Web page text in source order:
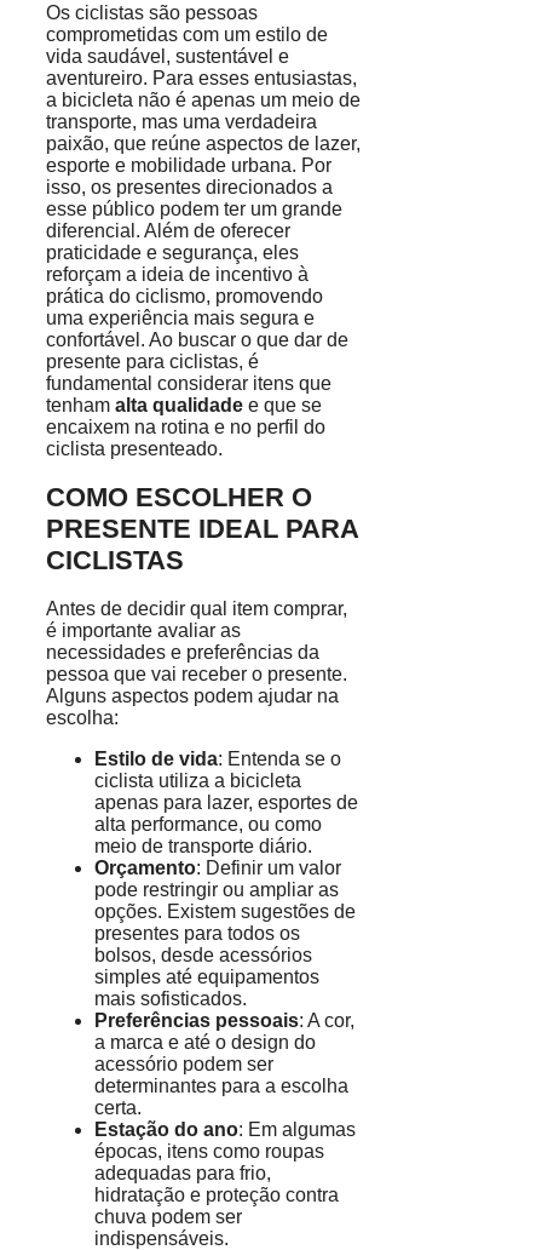
Os ciclistas são pessoas
comprometidas com um estilo de
vida saudável, sustentável e
aventureiro. Para esses entusiastas,
a bicicleta não é apenas um meio de
transporte, mas uma verdadeira
paixão, que reúne aspectos de lazer,
esporte e mobilidade urbana. Por
isso, os presentes direcionados a
esse público podem ter um grande
diferencial. Além de oferecer
praticidade e segurança, eles
reforçam a ideia de incentivo à
prática do ciclismo, promovendo
uma experiência mais segura e
confortável. Ao buscar o que dar de
presente para ciclistas, é
fundamental considerar itens que
tenham alta qualidade e que se
encaixem na rotina e no perfil do
ciclista presenteado.
COMO ESCOLHER O
PRESENTE IDEAL PARA
CICLISTAS
Antes de decidir qual item comprar,
é importante avaliar as
necessidades e preferências da
pessoa que vai receber o presente.
Alguns aspectos podem ajudar na
escolha:
Estilo de vida: Entenda se o
ciclista utiliza a bicicleta
apenas para lazer, esportes de
alta performance, ou como
meio de transporte diário.
Orçamento: Definir um valor
pode restringir ou ampliar as
opções. Existem sugestões de
presentes para todos os
bolsos, desde acessórios
simples até equipamentos
mais sofisticados.
Preferências pessoais: A cor,
a marca e até o design do
acessório podem ser
determinantes para a escolha
certa.
Estação do ano: Em algumas
épocas, itens como roupas
adequadas para frio,
hidratação e proteção contra
chuva podem ser
indispensáveis.